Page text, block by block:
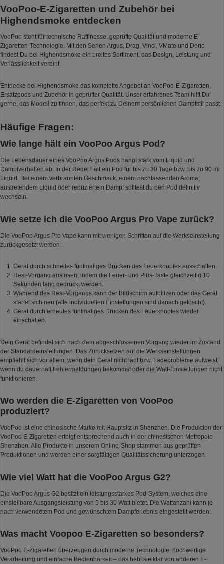
VooPoo-E-Zigaretten und Zubehör bei
Highendsmoke entdecken
VooPoo steht für technische Raffinesse, geprüfte Qualität und moderne E-
Zigaretten-Technologie. Mit den Serien Argus, Drag, Vinci, VMate und Doric
findest Du bei Highendsmoke ein breites Sortiment, das Design, Leistung und
Verlässlichkeit vereint.
Entdecke bei Highendsmoke das komplette Angebot an VooPoo-E-Zigaretten,
Ersatzpods und Zubehör in geprüfter Qualität. Unser erfahrenes Team hilft Dir
gerne, das Modell zu finden, das perfekt zu Deinem persönlichen Dampfstil passt.
Häufige Fragen:
Wie lange hält ein VooPoo Argus Pod?
Die Lebensdauer eines VooPoo Argus Pods hängt stark vom Liquid und
Dampfverhalten ab. In der Regel hält ein Pod für bis zu 30 Tage bzw. bis zu 90 ml
Liquid. Bei einem verbrannten Geschmack, einem nachlassenden Aroma,
austretendem Liquid oder reduziertem Dampf solltest du den Pod definitiv
wechseln.
Wie setze ich die VooPoo Argus Pro Vape zurück?
Die VooPoo Argus Pro Vape kann mit wenigen Schritten auf die Werkseinstellung
zurückgesetzt werden:
Gerät durch schnelles fünfmaliges Drücken des Feuerknopfes ausschalten.
Rest-Vorgang auslösen, indem die Feuer- und Plus-Taste gleichzeitig 10
Sekunden lang gedrückt werden.
Während des Rest-Vorgangs kann der Bildschirm aufblitzen oder das Gerät
startet sich neu (alle individuellen Einstellungen sind danach gelöscht).
Gerät durch erneutes fünfmaliges Drücken des Feuerknopfes wieder
einschalten.
Dein Gerät befindet sich nach dem abgeschlossenen Vorgang wieder im Zustand
der Standardeinstellungen. Das Zurücksetzen auf die Werkseinstellungen
empfiehlt sich vor allem, wenn dein Gerät nicht lädt bzw. Ladeprobleme aufweist,
wenn du dauerhaft Fehlermeldungen bekommst oder die Watt-Einstellungen nicht
funktionieren.
Wo werden die E-Zigaretten von VooPoo
produziert?
VooPoo ist eine chinesische Marke mit Hauptsitz in Shenzhen. Die Produktion der
VooPoo E-Zigaretten erfolgt entsprechend auch in der chinesischen Metropole
Shenzhen. Alle Produkte in unserem Online-Shop stammen aus geprüften
Produktionen und werden einer sorgfältigen Qualitätssicherung unterzogen.
Wie viel Watt hat die VooPoo Argus G2?
Die VooPoo Argus G2 besitzt ein leistungsstarkes Pod-System, welches eine
einstellbare Ausgangsleistung von 5 bis 30 Watt bietet. Die Wattanzahl kann je
nach verwendetem Pod und gewünschtem Dampferlebnis eingestellt werden.
Was macht Voopoo E-Zigaretten so besonders?
VooPoo E-Zigaretten überzeugen durch moderne Technologie, hochwertige
Verarbeitung und einfache Bedienbarkeit – das hebt sie klar von anderen E-